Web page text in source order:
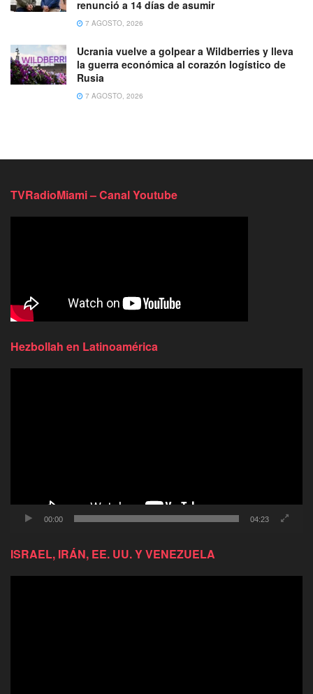
renunció a 14 días de asumir
7 AGOSTO, 2026
Ucrania vuelve a golpear a Wildberries y lleva
la guerra económica al corazón logístico de
Rusia
7 AGOSTO, 2026
TVRadioMiami – Canal Youtube
Hezbollah en Latinoamérica
00:00 04:23
ISRAEL, IRÁN, EE. UU. Y VENEZUELA